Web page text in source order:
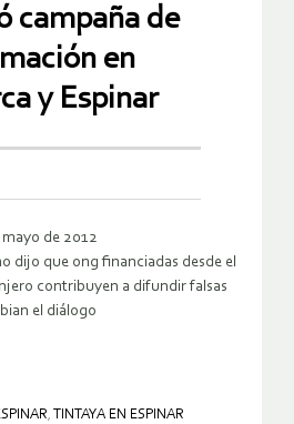
campaña de
en
y Espinar
mayo de 2012
dijo que ong financiadas desde el
contribuyen a difundir falsas
el diálogo
, TINTAYA EN ESPINAR